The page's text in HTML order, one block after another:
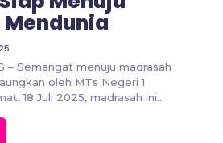
– Semangat menuju madrasah
oleh MTs Negeri 1
18 Juli 2025, madrasah ini...